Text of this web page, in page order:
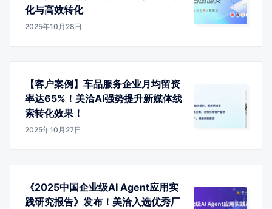
化与高效转化
2025年10月28日
【客户案例】车品服务企业月均留资
率达65%！美洽AI强势提升新媒体线
索转化效果！
2025年10月27日
《2025中国企业级AI Agent应用实
践研究报告》发布！美洽入选优秀厂